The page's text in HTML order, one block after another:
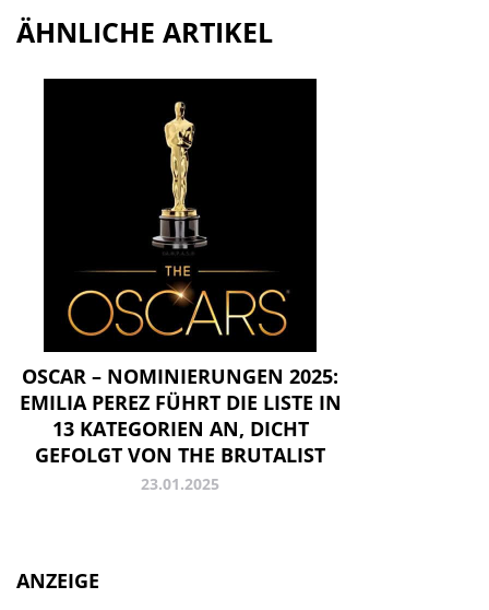
ÄHNLICHE ARTIKEL
OSCAR – NOMINIERUNGEN 2025:
EMILIA PEREZ FÜHRT DIE LISTE IN
13 KATEGORIEN AN, DICHT
GEFOLGT VON THE BRUTALIST
23.01.2025
ANZEIGE